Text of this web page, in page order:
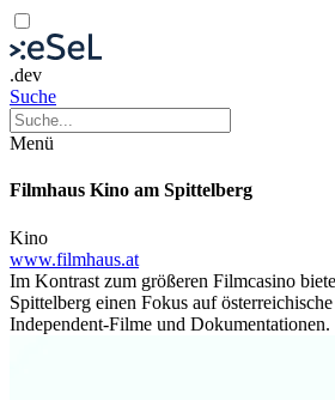
.dev
Suche
Menü
Filmhaus Kino am Spittelberg
Kino
www.filmhaus.at
Im Kontrast zum größeren Filmcasino
Spittelberg einen Fokus auf
Independent-Filme und Dokumentationen.